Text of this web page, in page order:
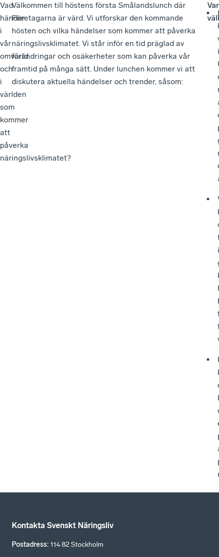
Vad
händer
i
vår
omvärld
och
i
världen
som
kommer
att
påverka
näringslivsklimatet?
Välkommen till höstens första Smålandslunch där
Företagarna är värd. Vi utforskar den kommande
hösten och vilka händelser som kommer att påverka
näringslivsklimatet. Vi står inför en tid präglad av
förändringar och osäkerheter som kan påverka vår
framtid på många sätt. Under lunchen kommer vi att
diskutera aktuella händelser och trender, såsom:
i
i
Kontakta Svenskt Näringsliv
Postadress: 114 82 Stockholm